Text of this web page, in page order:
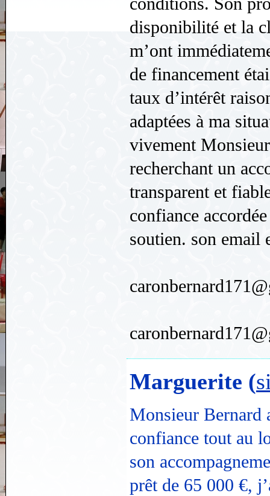
disponibilité et la
m’ont
de financement
taux d’intérêt
adaptées à ma
vivement
recherchant un
transparent et
confiance
soutien. son email
Marguerite (
Monsieur Bernard
confiance tout au
son
prêt de 65 000 €,